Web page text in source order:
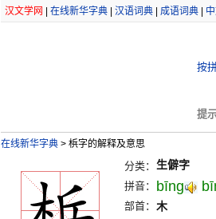
汉文学网 在线新华字典| 汉语词典| 成语词典|
按
提示
在线新华字典 >梹字的解释及意思
分类： 生僻字
拼音： bīng
部首： 木